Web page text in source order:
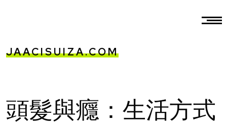
JAACISUIZA.COM
頭髮與癮：生活方式